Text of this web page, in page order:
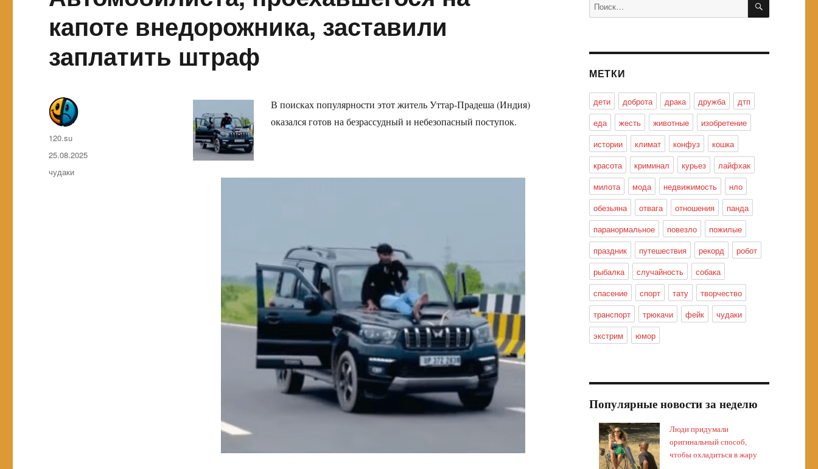
капоте внедорожника, заставили
заплатить штраф
В поисках популярности этот житель Уттар-Прадеша (Индия)
оказался готов на безрассудный и небезопасный поступок.
Автор
120.su
Опубликовано
25.08.2025
Метки
чудаки
МЕТКИ
дети доброта драка дружба
дтп
еда
жесть животные
изобретение
истории
климат конфуз
кошка
красота
криминал курьез
лайфхак
милота
мода недвижимость
нло
обезьяна
отвага отношения
панда
паранормальное
повезло
пожилые
праздник
путешествия рекорд
робот
рыбалка
случайность
собака
спасение
спорт тату
творчество
транспорт
трюкачи фейк
чудаки
экстрим
юмор
Популярные новости за неделю
Люди придумали
оригинальный способ,
чтобы охладиться в жару